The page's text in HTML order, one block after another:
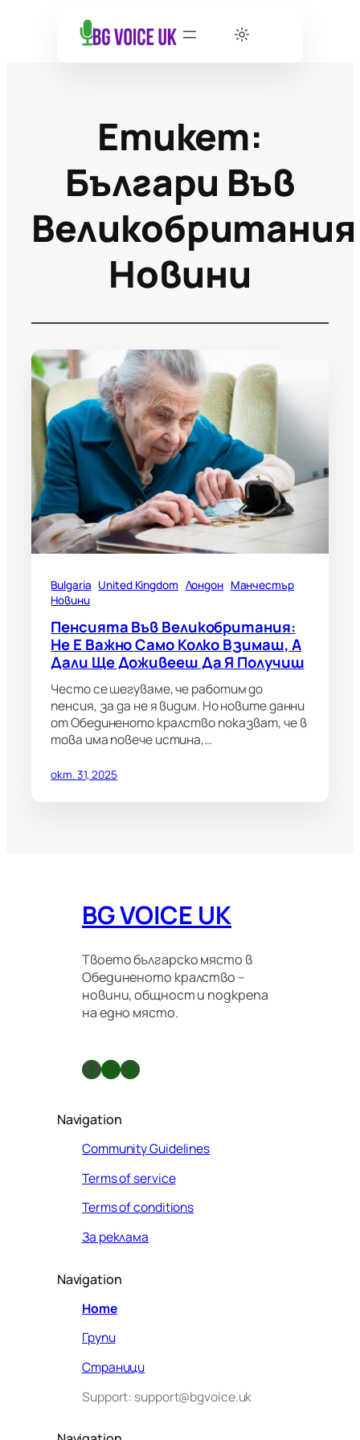
Етикет:
Българи Във
Великобритания
Новини
Bulgaria United Kingdom Лондон Манчестър
Новини
Пенсията Във Великобритания:
Не Е Важно Само Колко Взимаш, А
Дали Ще Доживееш Да Я Получиш
Често се шегуваме, че работим до
пенсия, за да не я видим. Но новите данни
от Обединеното кралство показват, че в
това има повече истина,…
окт. 31, 2025
BG VOICE UK
Твоето българско място в
Обединеното кралство –
новини, общност и подкрепа
на едно място.
Facebook X GitHub
Navigation
Community Guidelines
Terms of service
Terms of conditions
За реклама
Navigation
Home
Групи
Страници
Support: support@bgvoice.uk